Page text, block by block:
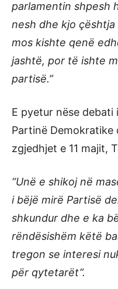
parlamentin shpesh
nesh dhe kjo
mos kishte qenë
jashtë, por të ishte
partisë.”
E pyetur nëse
Partinë
zgjedhjet e 11 majit,
“Unë e shikoj në
i bëjë mirë Partisë
shkundur dhe e ka
rëndësishëm këtë
tregon se interesi
për qytetarët”.